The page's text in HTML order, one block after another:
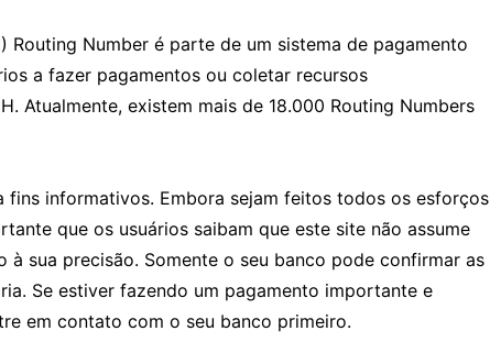
Routing Number é parte de um sistema de pagamento
a fazer pagamentos ou coletar recursos
Atualmente, existem mais de 18.000 Routing Numbers
fins informativos. Embora sejam feitos todos os esforços
que os usuários saibam que este site não assume
à sua precisão. Somente o seu banco pode confirmar as
Se estiver fazendo um pagamento importante e
em contato com o seu banco primeiro.